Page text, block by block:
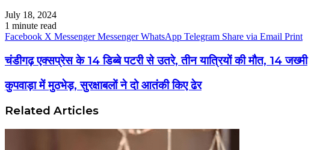
July 18, 2024
1 minute read
Facebook X Messenger Messenger WhatsApp Telegram Share via Email Print
चंडीगढ़ एक्सप्रेस के 14 डिब्बे पटरी से उतरे, तीन यात्रियों की मौत, 14 जख्मी
कुपवाड़ा में मुठभेड़, सुरक्षाबलों ने दो आतंकी किए ढेर
Related Articles